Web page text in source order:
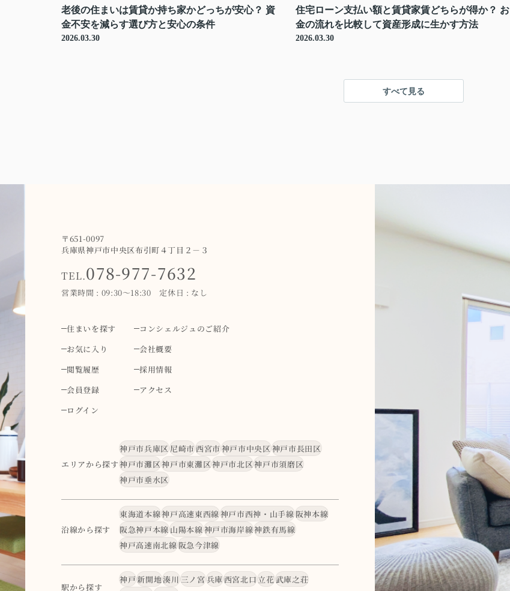
老後の住まいは賃貸か持ち家かどっちが安心？ 資
金不安を減らす選び方と安心の条件
2026.03.30
住宅ローン支払い額と賃貸家賃どちらが得か？ お
金の流れを比較して資産形成に生かす方法
2026.03.30
すべて見る
〒651-0097
兵庫県神戸市中央区布引町４丁目２－３
TEL.078-977-7632
営業時間 : 09:30～18:30 定休日 : なし
住まいを探す
コンシェルジュのご紹介
お気に入り
会社概要
閲覧履歴
採用情報
会員登録
アクセス
ログイン
エリアから探す
神戸市兵庫区 尼崎市 西宮市 神戸市中央区神戸市長田区
神戸市灘区神戸市東灘区神戸市北区神戸市須磨区
神戸市垂水区
沿線から探す
東海道本線神戸高速東西線 神戸市西神・山手線阪神本線
阪急神戸本線 山陽本線神戸市海岸線神鉄有馬線
神戸高速南北線阪急今津線
駅から探す
神戸新開地湊川三ノ宮兵庫西宮北口 立花武庫之荘